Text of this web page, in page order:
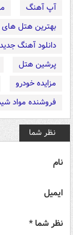
آپ آهنگ
بهترین هتل های
دانلود آهنگ جدید
پرشین هتل
مزایده خودرو
فروشنده مواد
نظر شما
نام
ایمیل
نظر شما *